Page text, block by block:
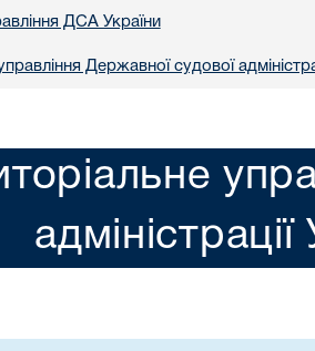
ДСА України
Державної судової